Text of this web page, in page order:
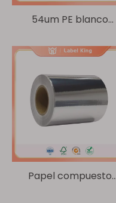
54um PE blanco
mate/60g Glassine
Papel compuesto